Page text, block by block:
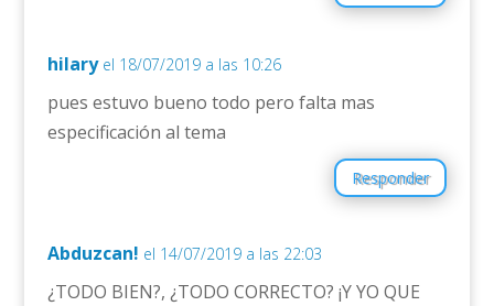
hilary el 18/07/2019 a las 10:26
pues estuvo bueno todo pero falta mas
especificación al tema
Responder
Abduzcan! el 14/07/2019 a las 22:03
¿TODO BIEN?, ¿TODO CORRECTO? ¡Y YO QUE